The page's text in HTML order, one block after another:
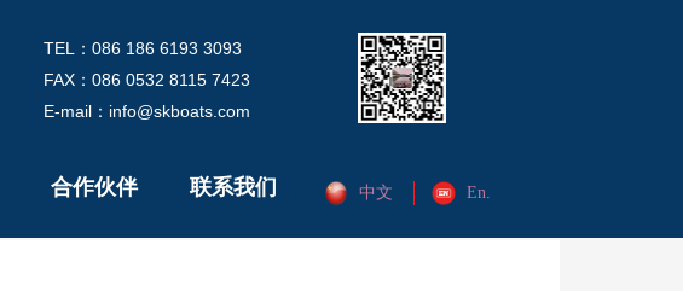
合作伙伴 联系我们 中文 En.
TEL：086 186 6193 3093
FAX：086 0532 8115 7423
E-mail：info@skboats.com